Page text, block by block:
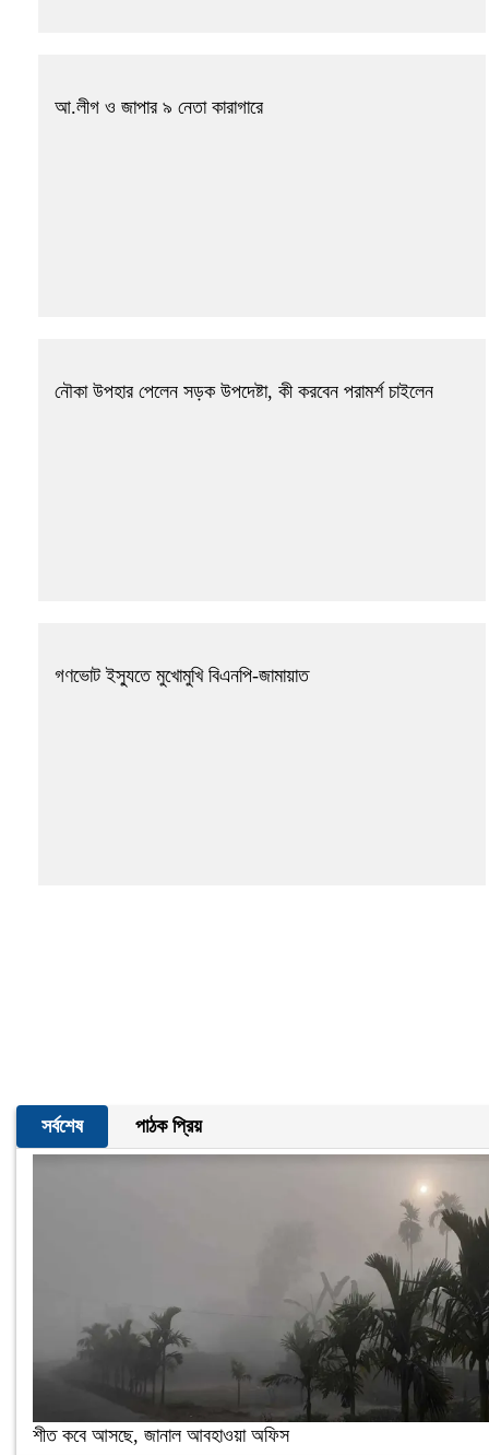
আ.লীগ ও জাপার ৯ নেতা কারাগারে
নৌকা উপহার পেলেন সড়ক উপদেষ্টা, কী করবেন পরামর্শ চাইলেন
গণভোট ইস্যুতে মুখোমুখি বিএনপি-জামায়াত
সর্বশেষ পাঠক প্রিয়
শীত কবে আসছে, জানাল আবহাওয়া অফিস